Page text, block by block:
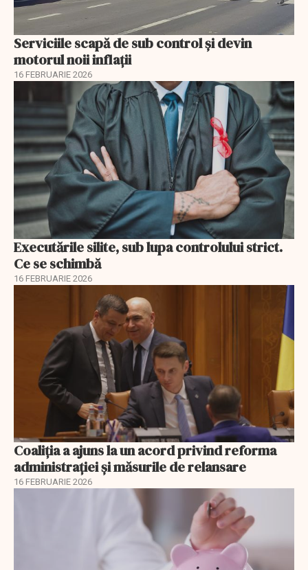
Serviciile scapă de sub control și devin
motorul noii inflații
16 FEBRUARIE 2026
Executările silite, sub lupa controlului strict.
Ce se schimbă
16 FEBRUARIE 2026
Coaliția a ajuns la un acord privind reforma
administrației și măsurile de relansare
16 FEBRUARIE 2026